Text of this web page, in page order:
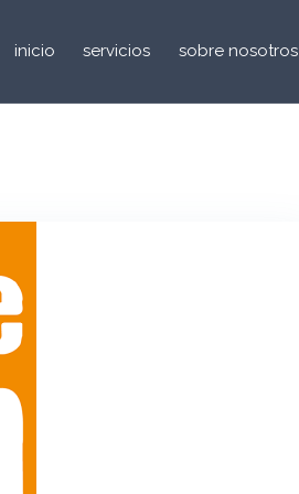
inicio servicios sobre nosotros